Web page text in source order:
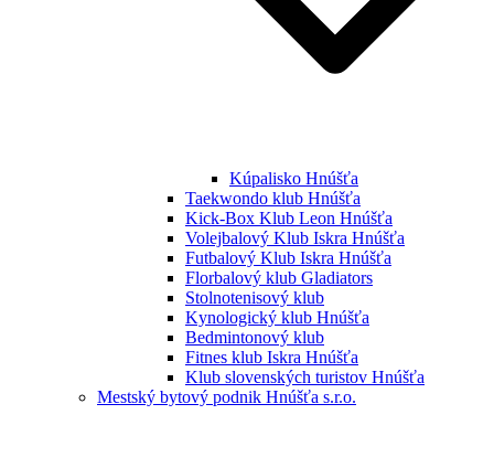
Kúpalisko Hnúšťa
Taekwondo klub Hnúšťa
Kick-Box Klub Leon Hnúšťa
Volejbalový Klub Iskra Hnúšťa
Futbalový Klub Iskra Hnúšťa
Florbalový klub Gladiators
Stolnotenisový klub
Kynologický klub Hnúšťa
Bedmintonový klub
Fitnes klub Iskra Hnúšťa
Klub slovenských turistov Hnúšťa
Mestský bytový podnik Hnúšťa s.r.o.